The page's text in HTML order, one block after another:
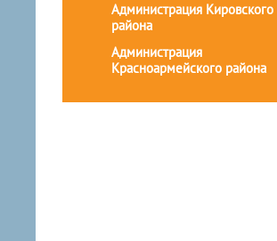
Администрация Кировского
района
Администрация
Красноармейского района